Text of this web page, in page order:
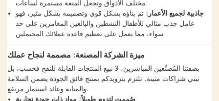
مختلف الأذواق وتجعل المتعة مستمرة لساعات.
جاذبية لجميع الأعمار: تم بناؤه بشكل قوي وتصميمه بشكل مثير، فهو
عامل جذب مثالي للأطفال النشطين والبالغين المغامرين على حد
سواء، مما يعمل على تعظيم قاعدة عملائك المحتملين.
ميزة الشركة المصنعة: مصممة لنجاح عملك
بصفتنا المُصنِّعين المباشرين، لا نبيع المنتجات القابلة للنفخ فحسب، بل
نبني شراكات متينة. نلتزم بتزويدكم بمنتج فائق الجودة يضمن السلامة
والمتانة وعائد استثمار مرتفع.
صُممت لتدوم طويلاً: مواد ذات جودة تجارية